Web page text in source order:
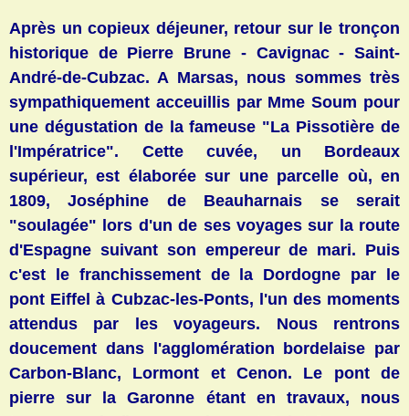
Après un copieux déjeuner, retour sur le tronçon
historique de Pierre Brune - Cavignac - Saint-
André-de-Cubzac. A Marsas, nous sommes très
sympathiquement acceuillis par Mme Soum pour
une dégustation de la fameuse "La Pissotière de
l'Impératrice". Cette cuvée, un Bordeaux
supérieur, est élaborée sur une parcelle où, en
1809, Joséphine de Beauharnais se serait
"soulagée" lors d'un de ses voyages sur la route
d'Espagne suivant son empereur de mari. Puis
c'est le franchissement de la Dordogne par le
pont Eiffel à Cubzac-les-Ponts, l'un des moments
attendus par les voyageurs. Nous rentrons
doucement dans l'agglomération bordelaise par
Carbon-Blanc, Lormont et Cenon. Le pont de
pierre sur la Garonne étant en travaux, nous